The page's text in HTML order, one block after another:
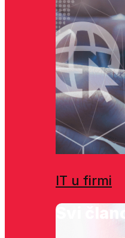
IT u firmi
Svi članci